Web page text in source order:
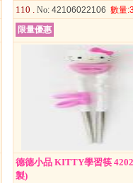
110 . No: 42106022106 數量
限量優惠
德德小品 KITTY學習筷
製)